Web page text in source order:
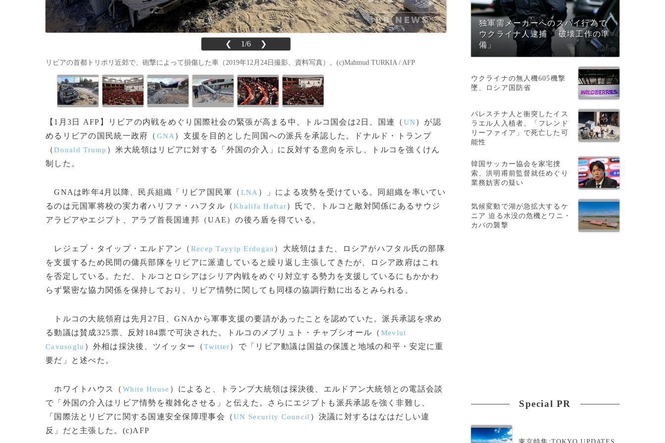
❮ 1/6 ❯
リビアの首都トリポリ近郊で、砲撃によって損傷した車（2019年12月24日撮影、資料写真）。(c)Mahmud TURKIA / AFP
【1月3日 AFP】リビアの内戦をめぐり国際社会の緊張が高まる中、トルコ国会は2日、国連（ UN）が認
めるリビアの国民統一政府（ GNA ）支援を目的とした同国への派兵を承認した。ドナルド・トランプ
（Donald Trump ）米大統領はリビアに対する「外国の介入」に反対する意向を示し、トルコを強くけん
制した。
GNAは昨年4月以降、民兵組織「リビア国民軍（ LNA ）」による攻勢を受けている。同組織を率いてい
るのは元国軍将校の実力者ハリファ・ハフタル（Khalifa Haftar）氏で、トルコと敵対関係にあるサウジ
アラビアやエジプト、アラブ首長国連邦（UAE）の後ろ盾を得ている。
レジェプ・タイップ・エルドアン（ Recep Tayyip Erdogan ）大統領はまた、ロシアがハフタル氏の部隊
を支援するため民間の傭兵部隊をリビアに派遣していると繰り返し主張してきたが、ロシア政府はこれ
を否定している。ただ、トルコとロシアはシリア内戦をめぐり対立する勢力を支援しているにもかかわ
らず緊密な協力関係を保持しており、リビア情勢に関しても同様の協調行動に出るとみられる。
トルコの大統領府は先月27日、GNAから軍事支援の要請があったことを認めていた。派兵承認を求め
る動議は賛成325票、反対184票で可決された。トルコのメブリュト・チャブシオール（ Mevlut
Cavusoglu ）外相は採決後、ツイッター（Twitter）で「リビア動議は国益の保護と地域の和平・安定に重
要だ」と述べた。
ホワイトハウス（ White House ）によると、トランプ大統領は採決後、エルドアン大統領との電話会談
で「外国の介入はリビア情勢を複雑化させる」と伝えた。さらにエジプトも派兵承認を強く非難し、
「国際法とリビアに関する国連安全保障理事会（UN Security Council ）決議に対するはなはだしい違
反」だと主張した。(c)AFP
独軍需メーカーへのスパイ行為で
ウクライナ人逮捕 「破壊工作の準
備」
ウクライナの無人機605機撃
墜、ロシア国防省
パレスチナ人と衝突したイス
ラエル人入植者、「フレンド
リーファイア」で死亡した可
能性
韓国サッカー協会を家宅捜
索、洪明甫前監督就任めぐり
業務妨害の疑い
気候変動で湖が急拡大するケ
ニア 迫る水没の危機とワニ・
カバの襲撃
Special PR
東京特集:TOKYO UPDATES